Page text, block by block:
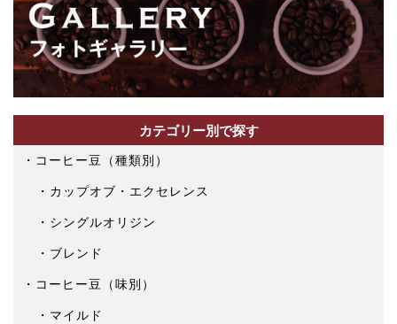
カテゴリー別で探す
コーヒー豆（種類別）
カップオブ・エクセレンス
シングルオリジン
ブレンド
コーヒー豆（味別）
マイルド